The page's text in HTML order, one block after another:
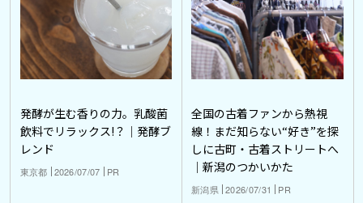
発酵が生む香りの力。乳酸菌
飲料でリラックス!？｜発酵ブ
レンド
東京都 2026/07/07 PR
全国の古着ファンから熱視
線！まだ知らない“好き”を探
しに古町・古着ストリートへ
｜新潟のつかいかた
新潟県 2026/07/31 PR